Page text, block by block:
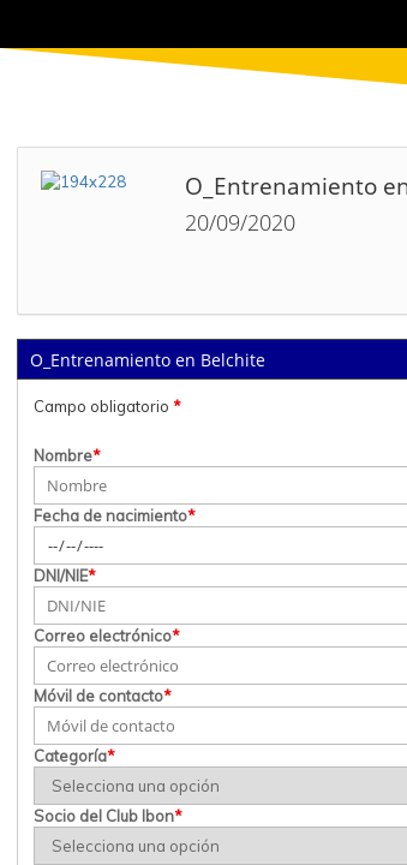
O_Entrenamiento
20/09/2020
O_Entrenamiento en Belchite
Campo obligatorio *
Nombre*
Fecha de nacimiento*
DNI/NIE*
Correo electrónico*
Móvil de contacto*
Categoría*
Socio del Club Ibon*